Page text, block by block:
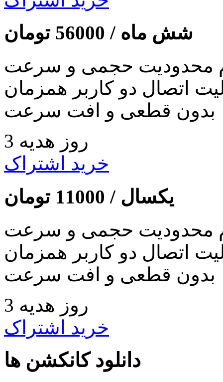
شش ماه / 56000 تومان
محدودیت حجمی و سرعت
اتصال دو کاربر همزمان
بدون قطعی و افت سرعت
3 روز هدیه
خرید اشتراک
یکسال / 11000 تومان
محدودیت حجمی و سرعت
اتصال دو کاربر همزمان
بدون قطعی و افت سرعت
3 روز هدیه
خرید اشتراک
دانلود کانکشن ها